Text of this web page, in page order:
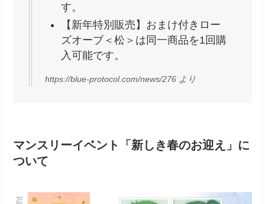
す。
【新年特別販売】おまけ付きロー
ズオーブ＜松＞は同一商品を1回購
入可能です。
https://blue-protocol.com/news/276 より
マンスリーイベント「新しき春のお迎え」に
ついて